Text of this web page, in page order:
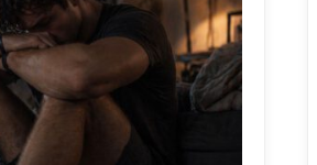
ERSTELLT MIT
CHATGPT